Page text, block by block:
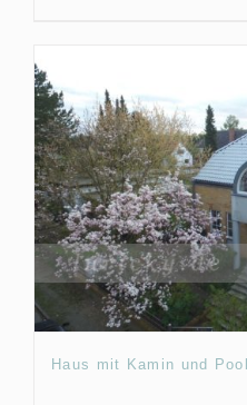
Haus mit Kamin und Pool